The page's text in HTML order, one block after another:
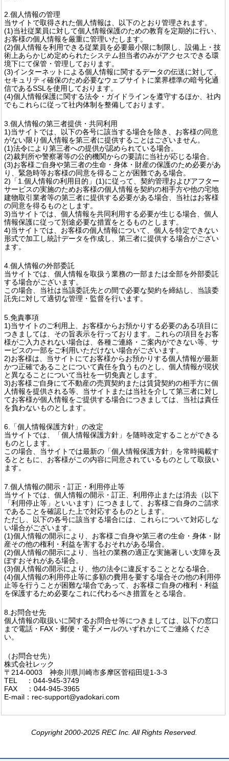
2.個人情報の管理
当サイトで取得された個人情報は、以下のとおり管理されます。
(1)当社従業員に対して個人情報保護のための教育を定期的に行い、
お客様の個人情報を厳重に管理いたします。
(2)個人情報を利用できる従業員を必要最小限に制限し、設備上・技
術上あらかじめ定められたシステム担当者のみがアクセスできる環
境下にて保管・管理しております。
(3)インターネットによる個人情報に関するデータの伝送に対して、
セキュリティ確保のため必要なウェブサイトに業界標準の暗号化通
信であるSSLを使用しております。
(4)個人情報保護に関する法令・ガイドラインを遵守するほか、社内
でもこれらに従って社内体制を整備しております。
3.個人情報の第三者提供・共同利用
1)当サイトでは、以下の各号に該当する場合を除き、お客様の同意
がない限り個人情報を第三者に提供することはございません。
(1)法令により第三者への提供が認められている場合。
(2)裁判所や警察署等の公的機関からの要請に当社が応じる場合。
(3)お客様ご自身や第三者の生命・身体・財産の保護のため必要があ
り、緊急時等お客様の同意を得ることが困難である場合。
2)「1.個人情報の利用目的」(1)に従って、契約管理およびアフター
サービスの実施のためお客様の個人情報を契約の相手方や他の宅地
建物取引業者等の第三者に提供する必要がある場合、当社はお客様
の同意を得るものとします。
3)当サイトでは、個人情報を共同利用する必要が生じる場合、個人
情報保護に従って別途必要な措置をとるものとします。
4)当サイトでは、お客様の個人情報について、個人を特定できない
形式で加工し統計データを作成し、第三者に提供する場合がござい
ます。
4.個人情報の外部委託
当サイトでは、個人情報を取扱う業務の一部または全部を外部委託
する場合がございます。
この場合、当社は当該委託先との間で必要な契約を締結し、当該委
託先に対して適切な管理・監督を行います。
5.免責事項
1)当サイトのご利用上、お客様からお預かりする必要のある項目に
つきましては、その旨表示を行っております。これらの項目をお客
様がご入力されない場合は、各種ご連絡・ご案内ができない等、サ
ービスの一部をご利用いただけない場合がございます。
2)お客様は、当サイトにてお客様からお預かりする個人情報が最新
かつ正確であることについて責任を負うものとし、個人情報が現状
と異なることについて当社を一切免責とします。
3)お客様ご自身にて不動産の売買契約または賃貸契約の相手方に個
人情報を提供される等、当サイトまたは当社を介して第三者に対し
てお客様が個人情報をご提供する場合につきましては、当社は責任
を負わないものとします。
6.「個人情報保護方針」の改定
当サイトでは、「個人情報保護方針」を随時改定することができる
ものとします。
この場合、当サイトでは最新の「個人情報保護方針」を常時掲載す
るとともに、お客様がこの内容に同意されているものとして取扱い
ます。
7.個人情報の開示・訂正・利用停止等
当サイトでは、個人情報の開示・訂正、利用停止または消去（以下
「利用停止等」といいます）につきまして、お客様ご自身のご請求
であることを確認した上で対応するものとします。
ただし、以下の各号に該当する場合には、これらについて対応しな
い場合がございます。
(1)個人情報の開示により、お客様ご自身や第三者の生命・身体・財
産その他の権利・利益を害するおそれがある場合。
(2)個人情報の開示により、当社の業務の適正な実施著しい支障を及
ぼすおそれがある場合。
(3)個人情報の開示により、他の法令に違反することとなる場合。
(4)個人情報の利用停止等に多額の費用を要する場合その他の利用停
止等を行うことが困難な場合であって、お客様ご自身の権利・利益
を保護するため必要なこれに代わるべき措置をとる場合。
8.お問合せ先
個人情報の取扱いに関するお問合せ等につきましては、以下の窓口
まで電話・FAX・郵便・電子メールのいずれかにてご連絡くださ
い。
（お問合せ先）
株式会社レック
〒214-0003 神奈川県川崎市多摩区菅稲田堤1-3-3
TEL ：044-945-3749
FAX ：044-945-3965
E-mail：rec-support@yadokari.com
Copyright 2000-2025 REC Inc. All Rights Reserved.